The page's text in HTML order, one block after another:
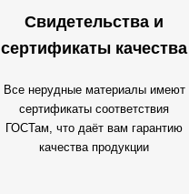
Свидетельства и
сертификаты качества
Все нерудные материалы имеют
сертификаты соответствия
ГОСТам, что даёт вам гарантию
качества продукции